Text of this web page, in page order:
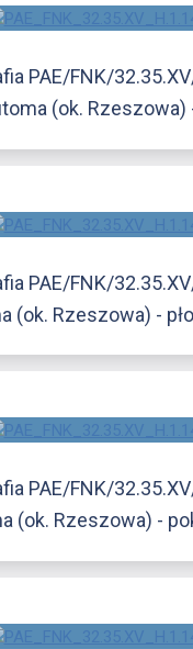
PAE/FNK/
(ok. Rzeszowa)
PAE/FNK/
(ok. Rzeszowa) -
PAE/FNK/
(ok. Rzeszowa) -